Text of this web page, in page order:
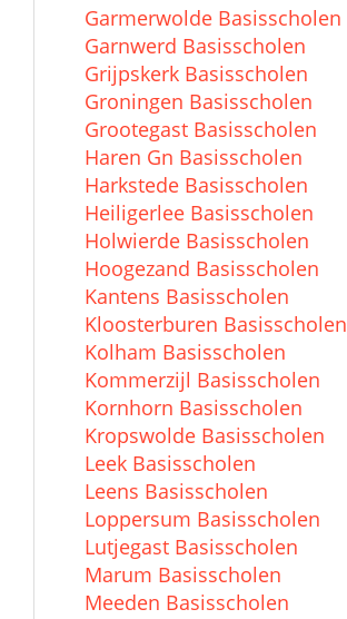
Garmerwolde Basisscholen
Garnwerd Basisscholen
Grijpskerk Basisscholen
Groningen Basisscholen
Grootegast Basisscholen
Haren Gn Basisscholen
Harkstede Basisscholen
Heiligerlee Basisscholen
Holwierde Basisscholen
Hoogezand Basisscholen
Kantens Basisscholen
Kloosterburen Basisscholen
Kolham Basisscholen
Kommerzijl Basisscholen
Kornhorn Basisscholen
Kropswolde Basisscholen
Leek Basisscholen
Leens Basisscholen
Loppersum Basisscholen
Lutjegast Basisscholen
Marum Basisscholen
Meeden Basisscholen